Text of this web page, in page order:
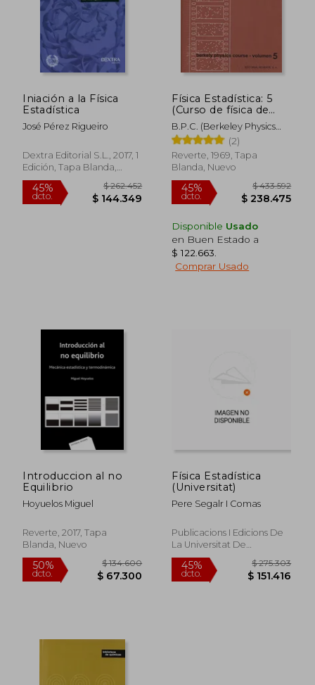
Iniación a la Física
Estadística
José Pérez Rigueiro
Dextra Editorial S.L., 2017, 1
Edición, Tapa Blanda,
Nuevo
Física Estadística: 5
(Curso de física de
Berkeley)
B.P.C. (Berkeley Physics
Course)
(2)
Reverte, 1969, Tapa
Blanda, Nuevo
45%
Disponible Usado
en Buen Estado a
$ 122.663
Comprar Usado
Introduccion al no
Equilibrio
Hoyuelos Miguel
Reverte, 2017, Tapa
Blanda, Nuevo
Física Estadística
(Universitat)
Pere Segalr I Comas
Publicacions I Edicions De
La Universitat De
Barcelona, 2018, 1 Edición,
Tapa Blanda, Nuevo